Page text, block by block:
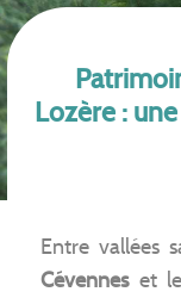
Lozère :
Entre vallées
Cévenneset le